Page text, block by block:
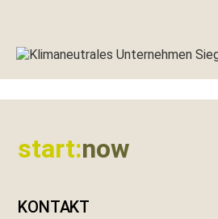
start:now
KONTAKT